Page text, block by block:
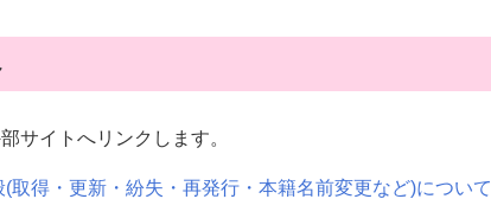
サイトへリンクします。
取得・更新・紛失・再発行・本籍名前変更など)について